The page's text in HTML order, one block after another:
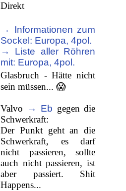
Direkt
→ Informationen zum
Sockel: Europa, 4pol.
→ Liste aller Röhren
mit: Europa, 4pol.
Glasbruch - Hätte nicht
sein müssen... 😱
Valvo → Eb gegen die
Schwerkraft:
Der Punkt geht an die
Schwerkraft, es darf
nicht passieren, sollte
auch nicht passieren, ist
aber passiert. Shit
Happens...